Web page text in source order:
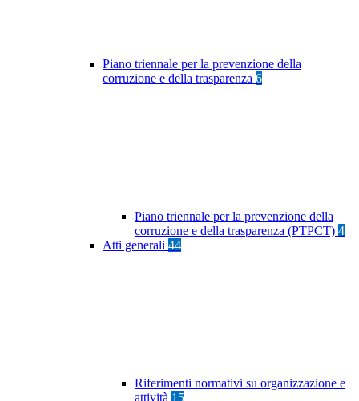
Piano triennale per la prevenzione della
corruzione e della trasparenza 6
Piano triennale per la prevenzione della
corruzione e della trasparenza (PTPCT) 4
Atti generali 44
Riferimenti normativi su organizzazione e
attività 15